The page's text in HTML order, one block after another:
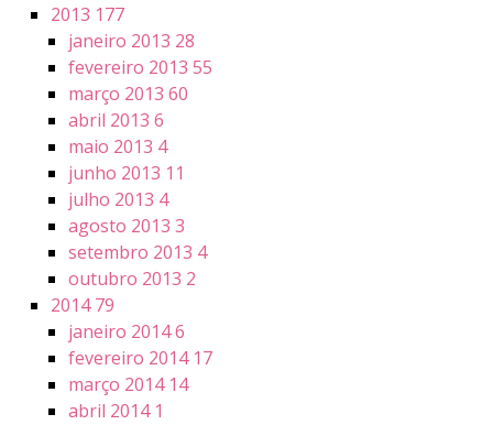
2013 177
janeiro 2013 28
fevereiro 2013 55
março 2013 60
abril 2013 6
maio 2013 4
junho 2013 11
julho 2013 4
agosto 2013 3
setembro 2013 4
outubro 2013 2
201479
janeiro 20146
fevereiro 2014 17
março 2014 14
abril 2014 1